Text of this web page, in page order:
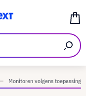
Monitoren volgens toepassing